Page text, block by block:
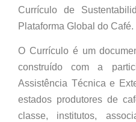
Currículo de
Plataforma Global do Café.
O Currículo é um
construído com a
Assistência Técnica e
estados produtores de
classe, institutos,